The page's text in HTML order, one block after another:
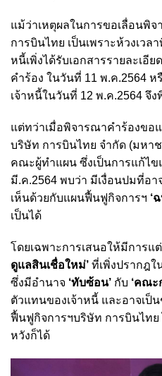
แม้ว่าเหตุผลในการขอเลื่อนพิ
การบินไทย เป็นเพราะห้วงเวล
หนี้เพิ่งได้รับเอกสารรายละเอี
คำร้อง ในวันที่ 11 พ.ค.2564 ห
เจ้าหนี้ในวันที่ 12 พ.ค.2564 จึ
แต่ทว่าเมื่อพิจารณาคำร้องขอ
บริษัท การบินไทย จำกัด (มหา
คณะผู้ทำแผน ซึ่งเป็นการแก้ไ
มี.ค.2564 พบว่า มีเงื่อนปมที่อา
เห็นด้วยกับแผนฟื้นฟูกิจการฯ ‘
เป็นได้
โดยเฉพาะการเสนอให้มีการแ
ดูแลสินเชื่อใหม่’ ที่เพิ่งปรากฎ
ซึ่งมีอำนาจ ‘ทับซ้อน’ กับ ‘คณะ
ตัวแทนของเจ้าหนี้ และอาจเป็
ฟื้นฟูกิจการฯบริษัท การบินไท
หวังก็ได้